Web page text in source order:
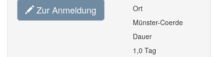
Zur Anmeldung
Ort
Münster-Coerde
Dauer
1,0 Tag